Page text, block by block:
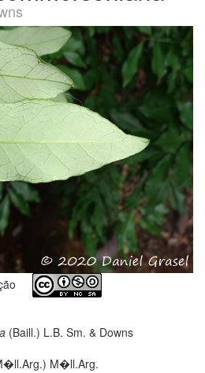
(Baill.) L.B. Sm. & Downs
M�ll.Arg.